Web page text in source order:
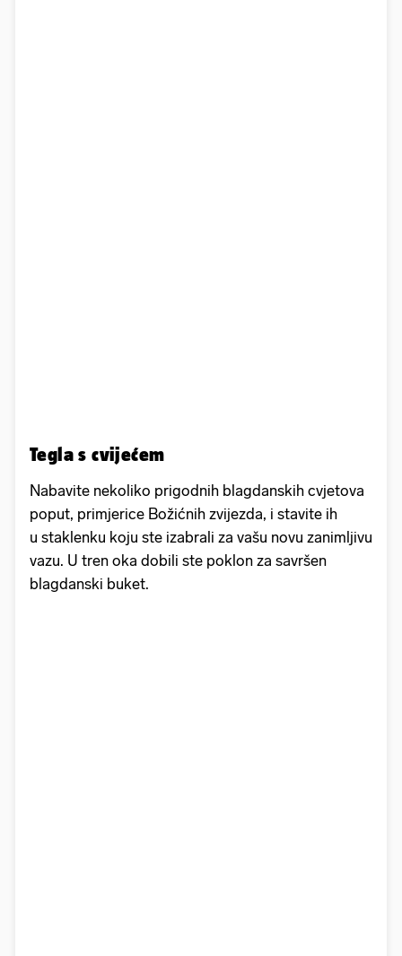
Tegla s cvijećem
Nabavite nekoliko prigodnih blagdanskih cvjetova
poput, primjerice Božićnih zvijezda, i stavite ih
u staklenku koju ste izabrali za vašu novu zanimljivu
vazu. U tren oka dobili ste poklon za savršen
blagdanski buket.